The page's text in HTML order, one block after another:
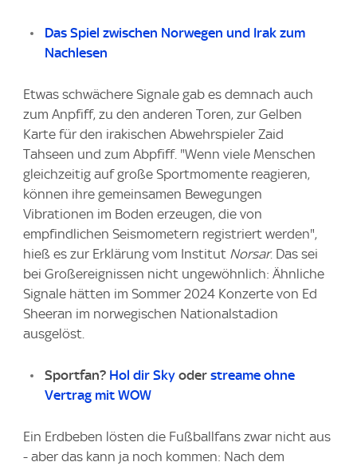
Das Spiel zwischen Norwegen und Irak zum
Nachlesen
Etwas schwächere Signale gab es demnach auch
zum Anpfiff, zu den anderen Toren, zur Gelben
Karte für den irakischen Abwehrspieler Zaid
Tahseen und zum Abpfiff. "Wenn viele Menschen
gleichzeitig auf große Sportmomente reagieren,
können ihre gemeinsamen Bewegungen
Vibrationen im Boden erzeugen, die von
empfindlichen Seismometern registriert werden",
hieß es zur Erklärung vom Institut Norsar. Das sei
bei Großereignissen nicht ungewöhnlich: Ähnliche
Signale hätten im Sommer 2024 Konzerte von Ed
Sheeran im norwegischen Nationalstadion
ausgelöst.
Sportfan? Hol dir Sky oder streame ohne
Vertrag mit WOW
Ein Erdbeben lösten die Fußballfans zwar nicht aus
- aber das kann ja noch kommen: Nach dem